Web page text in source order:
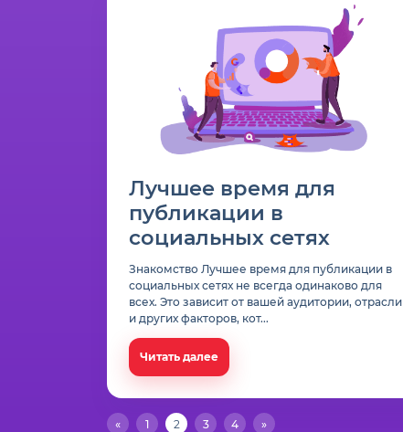
Лучшее время для
публикации в
социальных сетях
Знакомство Лучшее время для публикации в
социальных сетях не всегда одинаково для
всех. Это зависит от вашей аудитории, отрасли
и других факторов, кот...
Читать далее
« 1 2 3 4 »